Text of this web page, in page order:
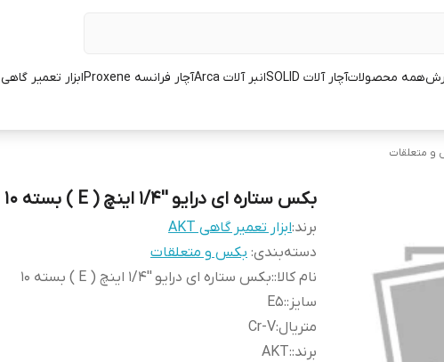
همه محصولاتآچار آلات SOLID انبر آلات Arca آچار فرانسه Proxene ابزار تعمیر گاهی AKT
و متعلقات
بکس ستاره ای درایو ''1/4 اینچ ( E ) بسته 10 عددی سایز E5
برند:ابزار تعمیر گاهی AKT
دسته‌بندی: بکس و متعلقات
نام کالا::بکس ستاره ای درایو ''1/4 اینچ ( E ) بسته 10
سایز::
E5
متریال:
Cr-V
برند::
AKT